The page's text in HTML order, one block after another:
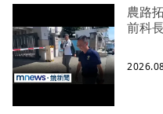
農路
前科